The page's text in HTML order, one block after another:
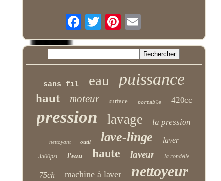
sans fil eau puissance
haut moteur surface portable 420cc
pression lavage la pression
nettoyant outil lave-linge laver
3500psi l'eau haute laveur la rondelle
75ch machine à laver nettoyeur